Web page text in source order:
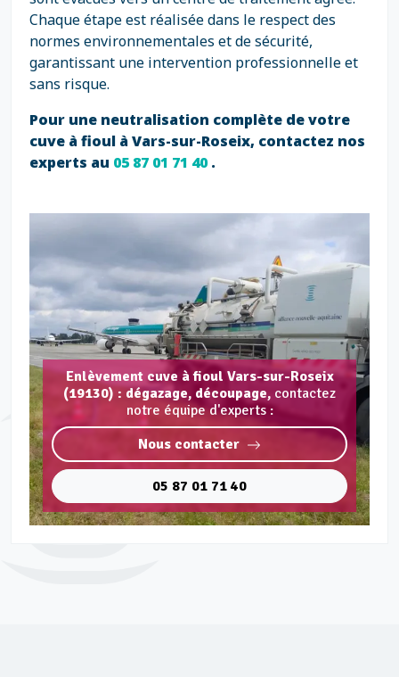
Chaque étape est réalisée dans le respect des
normes environnementales et de sécurité,
garantissant une intervention professionnelle et
sans risque.
Pour une neutralisation complète de votre
cuve à fioul à Vars-sur-Roseix, contactez nos
experts au 05 87 01 71 40.
Enlèvement cuve à fioul Vars-sur-Roseix
(19130) : dégazage, découpage, contactez
notre équipe d'experts :
Nous contacter
05 87 01 71 40